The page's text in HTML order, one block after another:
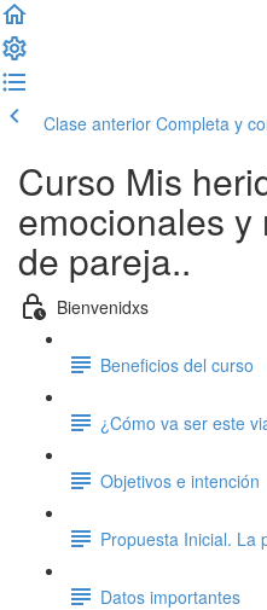
Clase anterior Completa y
Curso Mis
emocionales
de pareja..
Bienvenidxs
Beneficios del curso
¿Cómo va ser este
Objetivos e intención
Propuesta Inicial. La
Datos importantes